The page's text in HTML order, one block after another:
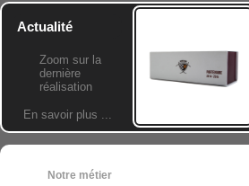
Actualité
Zoom sur la
dernière
réalisation
En savoir plus ...
Notre métier